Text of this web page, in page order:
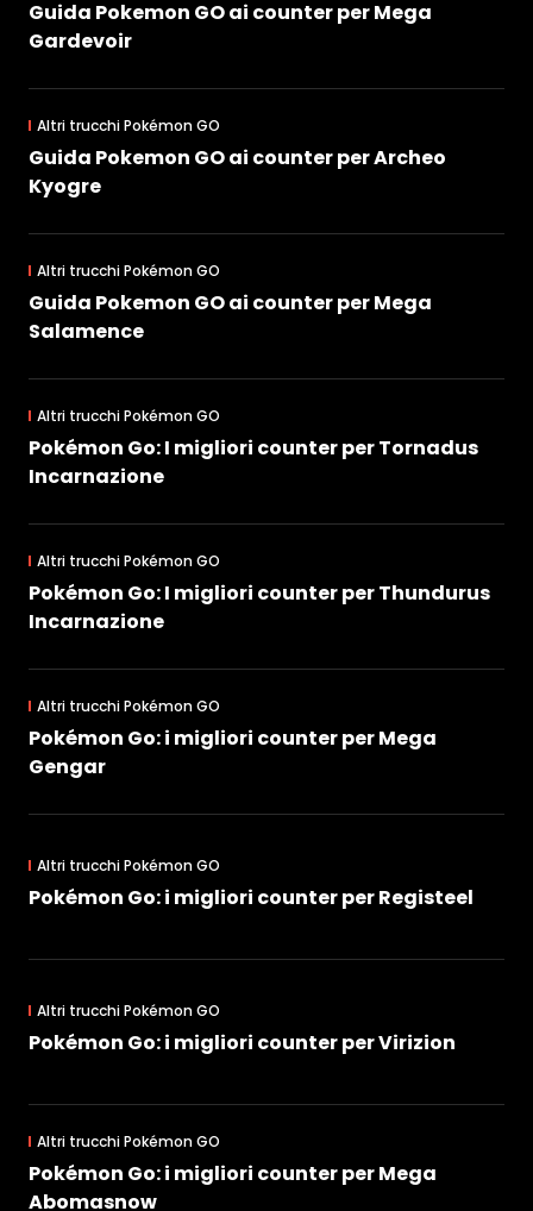
Guida Pokemon GO ai counter per Mega
Gardevoir
Altri trucchi Pokémon GO
Guida Pokemon GO ai counter per Archeo
Kyogre
Altri trucchi Pokémon GO
Guida Pokemon GO ai counter per Mega
Salamence
Altri trucchi Pokémon GO
Pokémon Go: I migliori counter per Tornadus
Incarnazione
Altri trucchi Pokémon GO
Pokémon Go: I migliori counter per Thundurus
Incarnazione
Altri trucchi Pokémon GO
Pokémon Go: i migliori counter per Mega
Gengar
Altri trucchi Pokémon GO
Pokémon Go: i migliori counter per Registeel
Altri trucchi Pokémon GO
Pokémon Go: i migliori counter per Virizion
Altri trucchi Pokémon GO
Pokémon Go: i migliori counter per Mega
Abomasnow